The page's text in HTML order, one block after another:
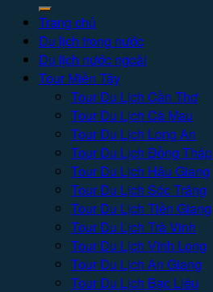
Trang chủ
Du lịch trong nước
Du lịch nước ngoài
Tour Miền Tây
Tour Du Lịch Cần Thơ
Tour Du Lịch Cà Mau
Tour Du Lịch Long An
Tour Du Lịch Đồng Tháp
Tour Du Lịch Hậu Giang
Tour Du Lịch Sóc Trăng
Tour Du Lịch Tiền Giang
Tour Du Lịch Trà Vinh
Tour Du Lịch Vĩnh Long
Tour Du Lịch An Giang
Tour Du Lịch Bạc Liêu